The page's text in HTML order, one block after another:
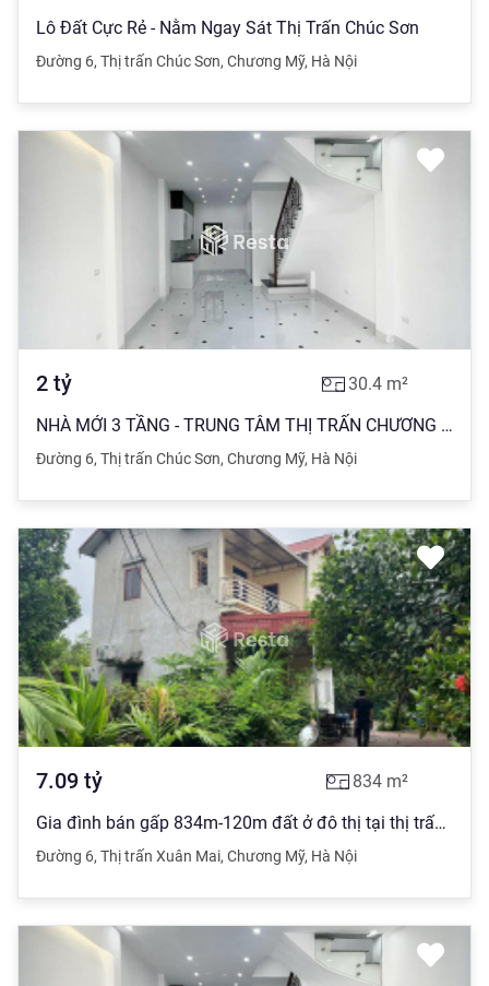
Lô Đất Cực Rẻ - Nằm Ngay Sát Thị Trấn Chúc Sơn
Đường 6, Thị trấn Chúc Sơn, Chương Mỹ, Hà Nội
2 tỷ 30.4 m²
NHÀ MỚI 3 TẦNG - TRUNG TÂM THỊ TRẤN CHƯƠNG MỸ - GIÁ 2 TỶ - NHẬN NHÀ Ở NGAY
Đường 6, Thị trấn Chúc Sơn, Chương Mỹ, Hà Nội
7.09 tỷ 834 m²
Gia đình bán gấp 834m-120m đất ở đô thị tại thị trấn xuân mai, chương mỹ, hà nội LH: 0866 695 ***
Đường 6, Thị trấn Xuân Mai, Chương Mỹ, Hà Nội